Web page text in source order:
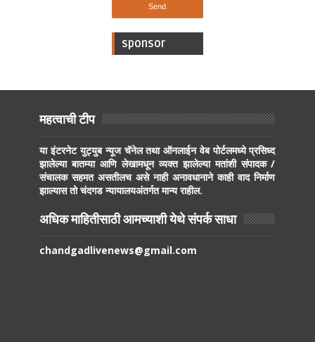
sponsor
महत्वाची टीप
या इंटरनेट युट्युब न्यूज चॅनेल तथा ऑनलाईन वेब पोर्टलमध्ये प्रसिध्द
झालेल्या बातम्या आणि लेखामधून व्यक्त झालेल्या मतांशी संपादक /
संचालक सहमत असतीलच असे नाही अनावधानाने काही वाद निर्माण
झाल्यास तो चंदगड न्यायालयअंतर्गत मान्य राहील.
अधिक माहितीसाठी आमच्याशी येथे संपर्क साधा
chandgadlivenews@gmail.com